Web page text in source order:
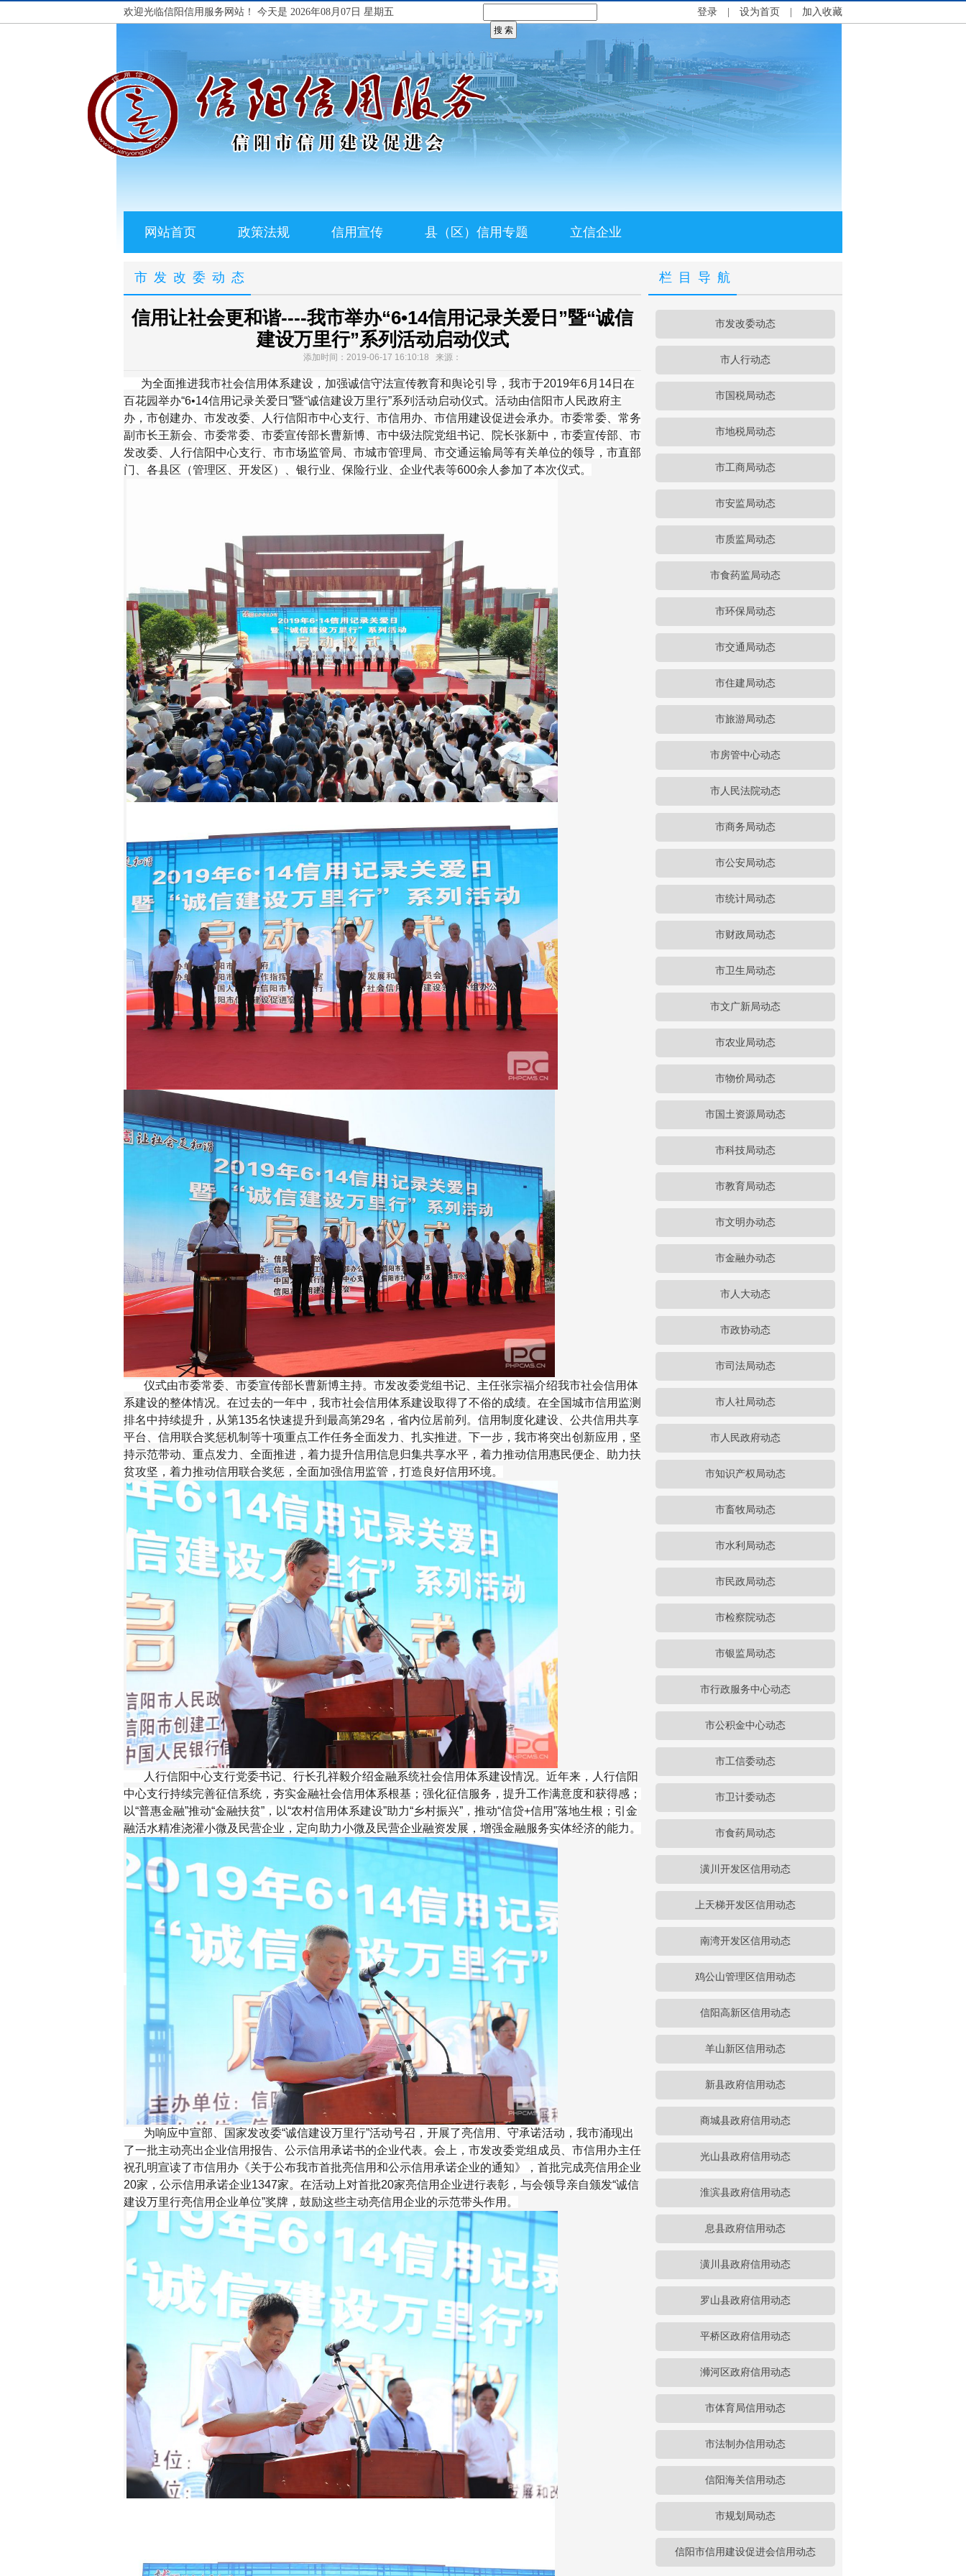
欢迎光临信阳信用服务网站！ 今天是 2026年08月07日 星期五 登录 设为首页 加入收藏
网站首页 政策法规 信用宣传 县（区）信用专题 立信企业
市发改委动态
信用让社会更和谐----我市举办“6•14信用记录关爱日”暨“诚信
建设万里行”系列活动启动仪式
添加时间：2019-06-17 16:10:18 来源：
为全面推进我市社会信用体系建设，加强诚信守法宣传教育和舆论引导，我市于2019年6月14日在
百花园举办“6•14信用记录关爱日”暨“诚信建设万里行”系列活动启动仪式。活动由信阳市人民政府主
办，市创建办、市发改委、人行信阳市中心支行、市信用办、市信用建设促进会承办。市委常委、常务
副市长王新会、市委常委、市委宣传部长曹新博、市中级法院党组书记、院长张新中，市委宣传部、市
发改委、人行信阳中心支行、市市场监管局、市城市管理局、市交通运输局等有关单位的领导，市直部
门、各县区（管理区、开发区）、银行业、保险行业、企业代表等600余人参加了本次仪式。
仪式由市委常委、市委宣传部长曹新博主持。市发改委党组书记、主任张宗福介绍我市社会信用体
系建设的整体情况。在过去的一年中，我市社会信用体系建设取得了不俗的成绩。在全国城市信用监测
排名中持续提升，从第135名快速提升到最高第29名，省内位居前列。信用制度化建设、公共信用共享
平台、信用联合奖惩机制等十项重点工作任务全面发力、扎实推进。下一步，我市将突出创新应用，坚
持示范带动、重点发力、全面推进，着力提升信用信息归集共享水平，着力推动信用惠民便企、助力扶
贫攻坚，着力推动信用联合奖惩，全面加强信用监管，打造良好信用环境。
人行信阳中心支行党委书记、行长孔祥毅介绍金融系统社会信用体系建设情况。近年来，人行信阳
中心支行持续完善征信系统，夯实金融社会信用体系根基；强化征信服务，提升工作满意度和获得感；
以“普惠金融”推动“金融扶贫”，以“农村信用体系建设”助力“乡村振兴”，推动“信贷+信用”落地生根；引金
融活水精准浇灌小微及民营企业，定向助力小微及民营企业融资发展，增强金融服务实体经济的能力。
为响应中宣部、国家发改委“诚信建设万里行”活动号召，开展了亮信用、守承诺活动，我市涌现出
了一批主动亮出企业信用报告、公示信用承诺书的企业代表。会上，市发改委党组成员、市信用办主任
祝孔明宣读了市信用办《关于公布我市首批亮信用和公示信用承诺企业的通知》，首批完成亮信用企业
20家，公示信用承诺企业1347家。在活动上对首批20家亮信用企业进行表彰，与会领导亲自颁发“诚信
建设万里行亮信用企业单位”奖牌，鼓励这些主动亮信用企业的示范带头作用。
栏目导航
市发改委动态
市人行动态
市国税局动态
市地税局动态
市工商局动态
市安监局动态
市质监局动态
市食药监局动态
市环保局动态
市交通局动态
市住建局动态
市旅游局动态
市房管中心动态
市人民法院动态
市商务局动态
市公安局动态
市统计局动态
市财政局动态
市卫生局动态
市文广新局动态
市农业局动态
市物价局动态
市国土资源局动态
市科技局动态
市教育局动态
市文明办动态
市金融办动态
市人大动态
市政协动态
市司法局动态
市人社局动态
市人民政府动态
市知识产权局动态
市畜牧局动态
市水利局动态
市民政局动态
市检察院动态
市银监局动态
市行政服务中心动态
市公积金中心动态
市工信委动态
市卫计委动态
市食药局动态
潢川开发区信用动态
上天梯开发区信用动态
南湾开发区信用动态
鸡公山管理区信用动态
信阳高新区信用动态
羊山新区信用动态
新县政府信用动态
商城县政府信用动态
光山县政府信用动态
淮滨县政府信用动态
息县政府信用动态
潢川县政府信用动态
罗山县政府信用动态
平桥区政府信用动态
浉河区政府信用动态
市体育局信用动态
市法制办信用动态
信阳海关信用动态
市规划局动态
信阳市信用建设促进会信用动态